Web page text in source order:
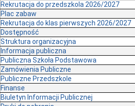
Rekrutacja do przedszkola 2026/2027
Plac zabaw
Rekrutacja do klas pierwszych 2026/2027
Dostępność
Struktura organizacyjna
Informacja publiczna
Publiczna Szkoła Podstawowa
Zamówienia Publiczne
Publiczne Przedszkole
Finanse
Biuletyn Informacji Publicznej